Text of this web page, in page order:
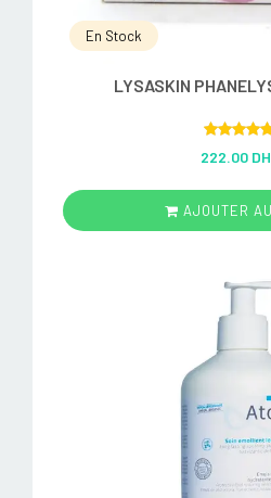
En Stock
LYSASKIN
out of 5
222.00 DH
AJOUTER